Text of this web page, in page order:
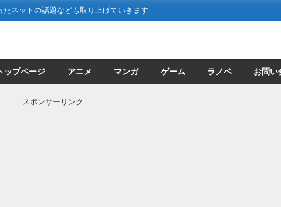
ネットの話題なども取り上げていきます
トップページ アニメ マンガ ゲーム ラノベ お問い
スポンサーリンク